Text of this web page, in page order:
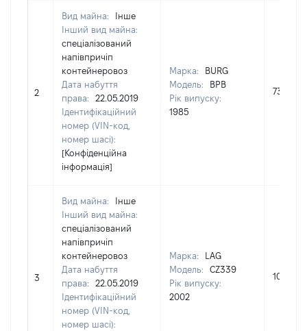
2
Вид майна:
Інше
Інший вид майна:
спеціалізований
напівпричіп
контейнеровоз
Дата набуття
права:
22.05.2019
Ідентифікаційний
номер (VIN-код,
номер шасі):
[Конфіденційна
інформація]
Марка:
BURG
Модель:
BPB
Рік випуску:
1985
7300
3
Вид майна:
Інше
Інший вид майна:
спеціалізований
напівпричіп
контейнеровоз
Дата набуття
права:
22.05.2019
Ідентифікаційний
номер (VIN-код,
номер шасі):
Марка:
LAG
Модель:
CZ339
Рік випуску:
2002
108000